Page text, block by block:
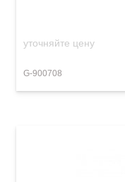
уточняйте цену
G-900708